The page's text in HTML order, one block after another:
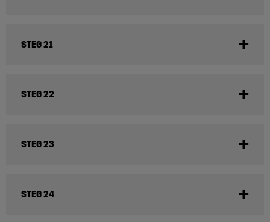
STEG 21
STEG 22
STEG 23
STEG 24